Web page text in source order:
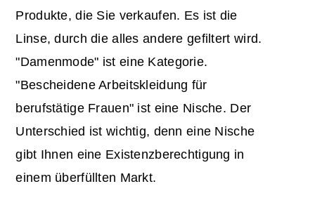
Produkte, die Sie verkaufen. Es ist die
Linse, durch die alles andere gefiltert wird.
"Damenmode" ist eine Kategorie.
"Bescheidene Arbeitskleidung für
berufstätige Frauen" ist eine Nische. Der
Unterschied ist wichtig, denn eine Nische
gibt Ihnen eine Existenzberechtigung in
einem überfüllten Markt.